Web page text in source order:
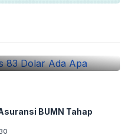
BUMN Tahap